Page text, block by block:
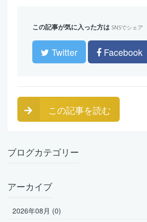
この記事が気に入った方は SNSでシェア
Twitter Facebook
この記事を読む
ブログカテゴリー
アーカイブ
2026年08月 (0)